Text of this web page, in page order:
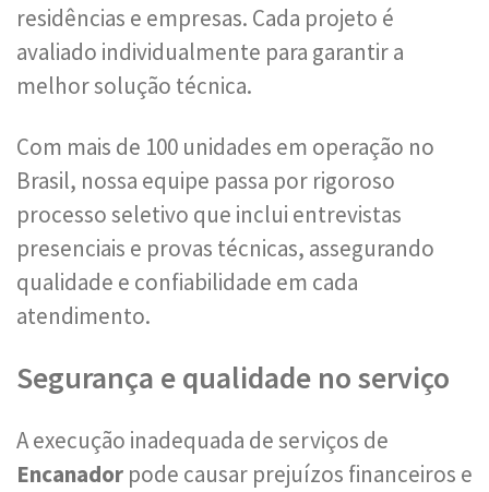
residências e empresas. Cada projeto é
avaliado individualmente para garantir a
melhor solução técnica.
Com mais de 100 unidades em operação no
Brasil, nossa equipe passa por rigoroso
processo seletivo que inclui entrevistas
presenciais e provas técnicas, assegurando
qualidade e confiabilidade em cada
atendimento.
Segurança e qualidade no serviço
A execução inadequada de serviços de
Encanador pode causar prejuízos financeiros e